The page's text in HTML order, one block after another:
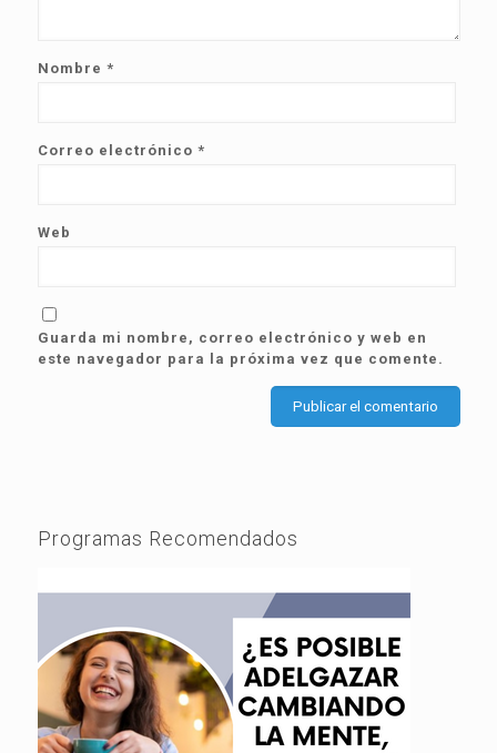
Nombre *
Correo electrónico *
Web
Guarda mi nombre, correo electrónico y web en
este navegador para la próxima vez que comente.
Programas Recomendados